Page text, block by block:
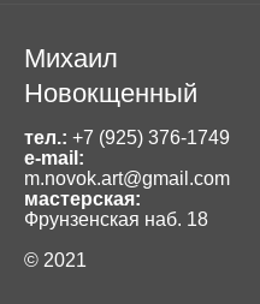
Михаил
Новокщенный
тел.: +7 (925) 376-1749
e-mail:
m.novok.art@gmail.com
мастерская:
Фрунзенская наб. 18
© 2021